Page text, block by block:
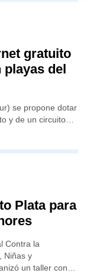
gratuito
playas del
se propone dotar
y de un circuito…
Plata para
Contra la
Niñas y
un taller con…